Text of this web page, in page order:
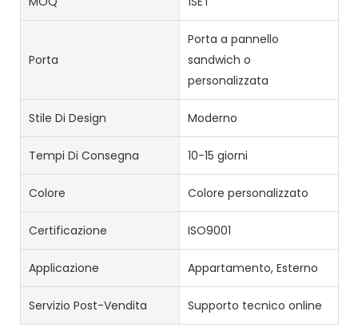
Porta
Porta a pannello
sandwich o
personalizzata
Stile Di Design Moderno
Tempi Di Consegna 10-15 giorni
Colore Colore personalizzato
Certificazione ISO9001
Applicazione Appartamento, Esterno
Servizio Post-Vendita Supporto tecnico online